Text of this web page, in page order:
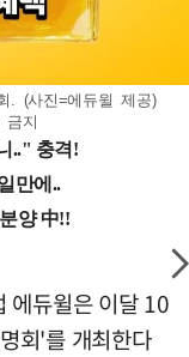
. (사진=에듀윌 제공)
금지
에듀윌은 이달 10
회'를 개최한다